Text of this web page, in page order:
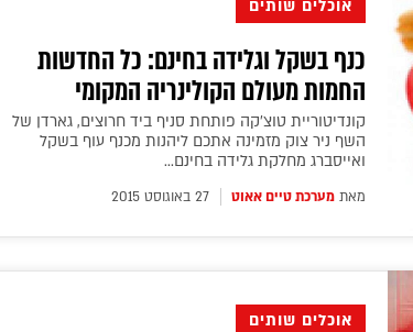
אוכלים שותים
כנף בשקל וגלידה בחינם: כל החדשות
החמות מעולם הקולינריה המקומי
קונדיטוריית טוצ'קה פותחת סניף ביד חרוצים, גארדן של
השף ניר צוק מזמינה אתכם ליהנות מכנף עוף בשקל
ואייסברג מחלקת גלידה בחינם...
מאת מערכת טיים אאוט 27 באוגוסט 2015
אוכלים שותים